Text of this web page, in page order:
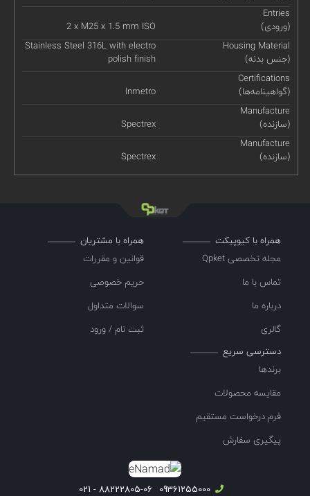
Entries
(ورودی)
2 x M25 x 1.5 mm ISO
Housing Material
(جنس بدنه)
Stainless Steel 316L with electro
polish finish
Certifications
(گواهینامه‌ها)
Inmetro
Manufacture
(سازنده)
Spectrex
Manufacture
(سازنده)
Spectrex
همراه با کیوپیکت
مجله تخصصی Qpket
تماس با ما
درباره ما
گالری
همراه با مشتریان
قوانین و مقررات
حریم خصوصی
سوالات متداول
ثبت نام / ورود
دسترسی سریع
برندها
مقایسه محصولات
فرم درخواست مستقیم
پیگیری سفارش
09361255000
88222805-06 - 021